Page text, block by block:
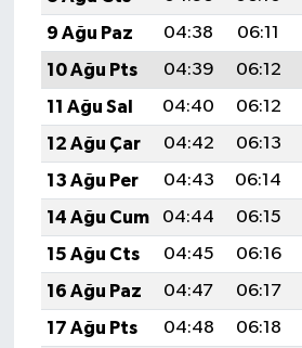
9 Ağu Paz
04:38 06:11
10 Ağu Pts
04:39 06:12
11 Ağu Sal
04:40 06:12
12 Ağu Çar
04:42 06:13
13 Ağu Per
04:43 06:14
14 Ağu Cum
04:44 06:15
15 Ağu Cts
04:45 06:16
16 Ağu Paz
04:47 06:17
17 Ağu Pts
04:48 06:18